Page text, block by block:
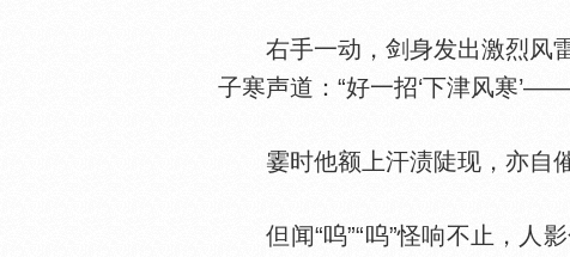
右手一动，剑身发出激烈风雷
子寒声道：“好一招‘下津风寒
霎时他额上汗渍陡现，亦自催
但闻“呜”“呜”怪响不止，人影